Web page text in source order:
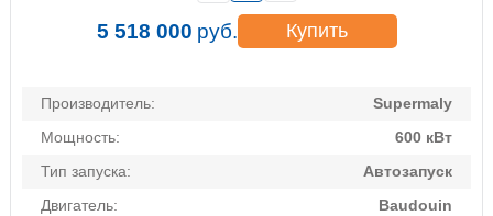
Производитель:
Supermaly
Мощность:
600 кВт
Тип запуска:
Автозапуск
Двигатель:
Baudouin
5 518 000 руб. Купить